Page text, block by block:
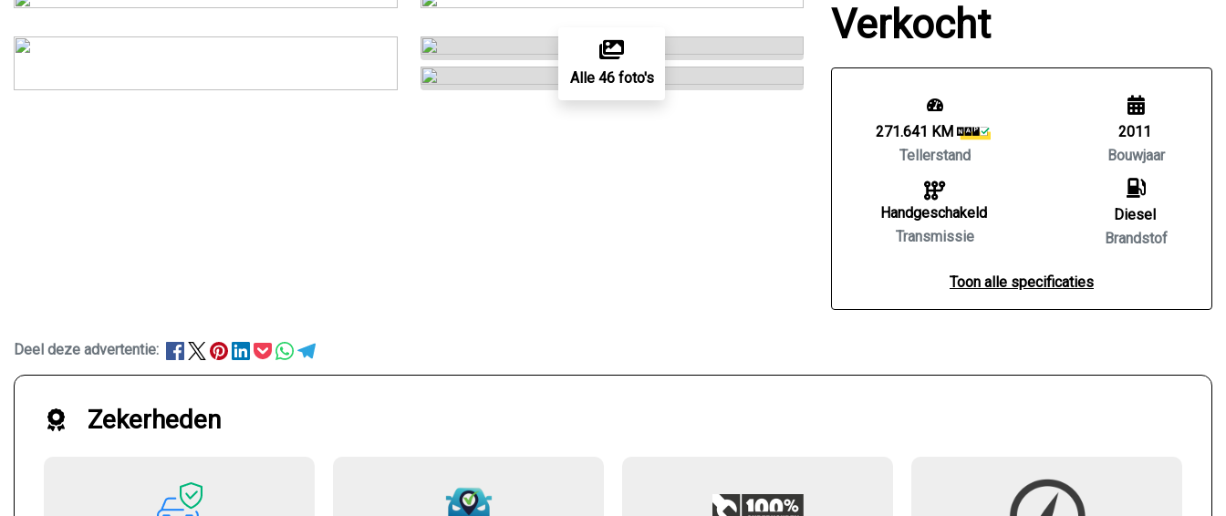
Alle 46 foto's
Verkocht
271.641 KM
Tellerstand
Handgeschakeld
Transmissie
2011
Bouwjaar
Diesel
Brandstof
Toon alle specificaties
Deel deze advertentie:
Zekerheden